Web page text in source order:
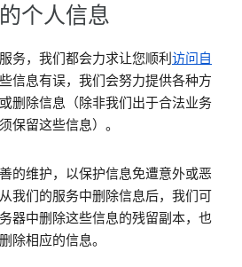
个人信息
务，我们都会力求让您顺利 访问自
信息有误，我们会努力提供各种方
删除信息（除非我们出于合法业务
保留这些信息）。
的维护，以保护信息免遭意外或恶
我们的服务中删除信息后，我们可
器中删除这些信息的残留副本，也
除相应的信息。